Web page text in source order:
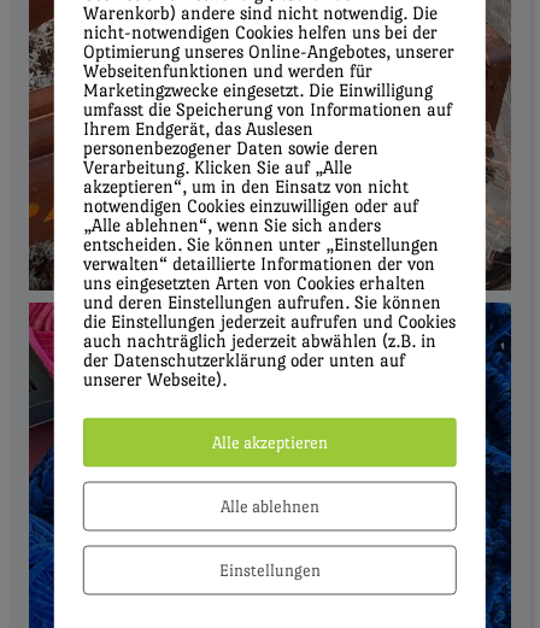
Warenkorb) andere sind nicht notwendig. Die
nicht-notwendigen Cookies helfen uns bei der
Optimierung unseres Online-Angebotes, unserer
Webseitenfunktionen und werden für
Marketingzwecke eingesetzt. Die Einwilligung
umfasst die Speicherung von Informationen auf
Ihrem Endgerät, das Auslesen
personenbezogener Daten sowie deren
Verarbeitung. Klicken Sie auf „Alle
akzeptieren“, um in den Einsatz von nicht
notwendigen Cookies einzuwilligen oder auf
„Alle ablehnen“, wenn Sie sich anders
entscheiden. Sie können unter „Einstellungen
verwalten“ detaillierte Informationen der von
uns eingesetzten Arten von Cookies erhalten
und deren Einstellungen aufrufen. Sie können
die Einstellungen jederzeit aufrufen und Cookies
auch nachträglich jederzeit abwählen (z.B. in
der Datenschutzerklärung oder unten auf
unserer Webseite).
Alle akzeptieren
Alle ablehnen
Einstellungen